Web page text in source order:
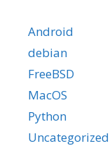
Android
debian
FreeBSD
MacOS
Python
Uncategorized